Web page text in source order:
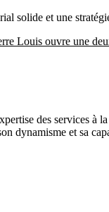
solide et une
Louis ouvre une
des services à
dynamisme et sa